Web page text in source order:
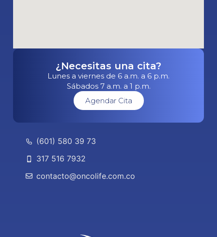
¿Necesitas una cita?
Lunes a viernes de 6 a.m. a 6 p.m.
Sábados 7 a.m. a 1 p.m.
Agendar Cita
(601) 580 39 73
317 516 7932
contacto@oncolife.com.co